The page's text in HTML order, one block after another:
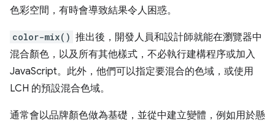
色彩空間，有時會導致結果令人困惑。
color-mix() 推出後，開發人員和設計師就能在瀏覽器中
混合顏色，以及所有其他樣式，不必執行建構程序或加入
JavaScript。此外，他們可以指定要混合的色域，或使用
LCH 的預設混合色域。
通常會以品牌顏色做為基礎，並從中建立變體，例如用於懸